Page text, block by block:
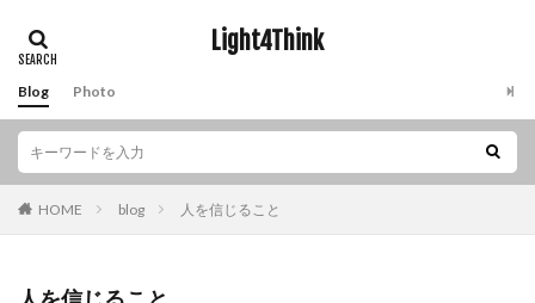
Light4Think
Blog Photo
HOME blog 人を信じること